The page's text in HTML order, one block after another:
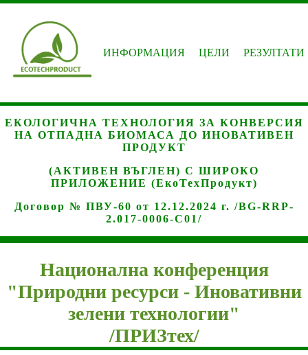
ИНФОРМАЦИЯ ЦЕЛИ РЕЗУЛТАТИ
ЕКОЛОГИЧНА ТЕХНОЛОГИЯ ЗА КОНВЕРСИЯ
НА ОТПАДНА БИОМАСА ДО ИНОВАТИВЕН
ПРОДУКТ
(АКТИВЕН ВЪГЛЕН) С ШИРОКО
ПРИЛОЖЕНИЕ (ЕкоТехПродукт)
Договор № ПВУ-60 от 12.12.2024 г. /BG-RRP-
2.017-0006-C01/
Национална конференция
"Природни ресурси - Иновативни
зелени технологии"
/ПРИЗтех/